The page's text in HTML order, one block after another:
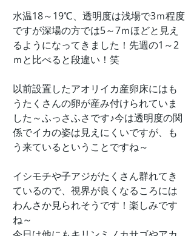
水温18～19℃、透明度は浅場で3ｍ程度
ですが深場の方では5～7ｍほどと見え
るようになってきました！先週の1～2
ｍと比べると段違い！笑
以前設置したアオリイカ産卵床にはも
うたくさんの卵が産み付けられていま
した～ふっさふさです♪今は透明度の関
係でイカの姿は見えにくいですが、も
う来ているということですね～
イシモチや子アジがたくさん群れてき
ているので、視界が良くなるころには
わんさか見られそうです！楽しみです
ね～